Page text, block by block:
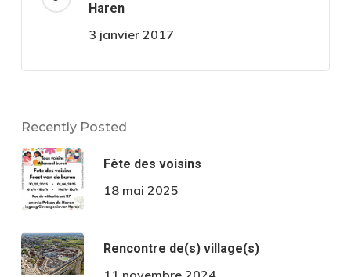
Haren
3 janvier 2017
Recently Posted
Fête des voisins
18 mai 2025
Rencontre de(s) village(s)